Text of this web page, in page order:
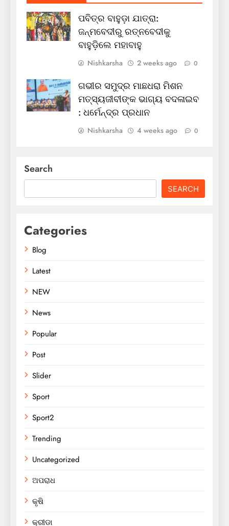
ପବିତ୍ର ବାହୁଡ଼ା ଯାତ୍ରା:
ଜନ୍ମବେଦୀରୁ ରତ୍ନବେଦୀକୁ
ବାହୁଡ଼ିଲେ ମହାବାହୁ
Nishkarsha 2 weeks ago 0
ଗଭୀର ସମୁଦ୍ର ମାଛଧରା ମିଶନ
ମତ୍ସ୍ୟଜୀବୀଙ୍କ ଭାଗ୍ୟ ବଦଳାଇବ
: ଧର୍ମେନ୍ଦ୍ର ପ୍ରଧାନ
Nishkarsha 4 weeks ago 0
Search
SEARCH
Categories
Blog
Latest
NEW
News
Popular
Post
Slider
Sport
Sport2
Trending
Uncategorized
ଅପରାଧ
କୃଷି
କ୍ରୀଡା